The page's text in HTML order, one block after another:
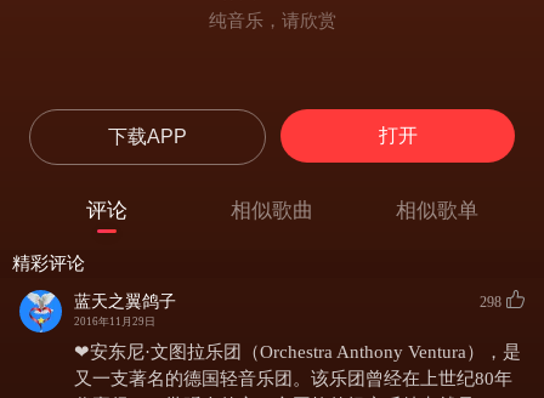
纯音乐，请欣赏
下载APP 打开
评论 相似歌曲 相似歌单
精彩评论
蓝天之翼鸽子
2016年11月29日
298
❤安东尼·文图拉乐团（Orchestra Anthony Ventura），是
又一支著名的德国轻音乐团。该乐团曾经在上世纪80年